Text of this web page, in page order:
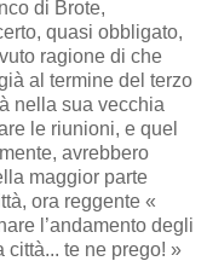
di Brote,
quasi obbligato,
ragione di che
al termine del terzo
nella sua vecchia
le riunioni, e quel
avrebbero
maggior parte
ora reggente «
l’andamento degli
te ne prego! »